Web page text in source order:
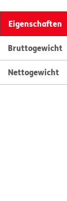
Eigenschaften
Bruttogewicht
Nettogewicht